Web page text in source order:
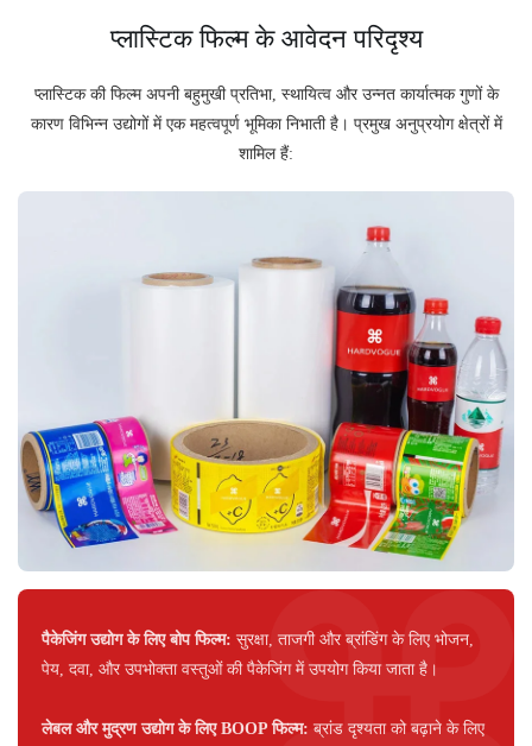
प्लास्टिक फिल्म के आवेदन परिदृश्य
प्लास्टिक की फिल्म अपनी बहुमुखी प्रतिभा, स्थायित्व और उन्नत कार्यात्मक गुणों के
कारण विभिन्न उद्योगों में एक महत्वपूर्ण भूमिका निभाती है। प्रमुख अनुप्रयोग क्षेत्रों में
शामिल हैं:
पैकेजिंग उद्योग के लिए बोप फिल्म: सुरक्षा, ताजगी और ब्रांडिंग के लिए भोजन,
पेय, दवा, और उपभोक्ता वस्तुओं की पैकेजिंग में उपयोग किया जाता है।
लेबल और मुद्रण उद्योग के लिए BOOP फिल्म: ब्रांड दृश्यता को बढ़ाने के लिए